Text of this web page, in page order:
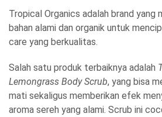
Tropical Organics adalah brand yang
bahan alami dan organik untuk
care yang berkualitas.
Salah satu produk terbaiknya adalah
Lemongrass Body Scrub, yang bisa
mati sekaligus memberikan efek
aroma sereh yang alami. Scrub ini